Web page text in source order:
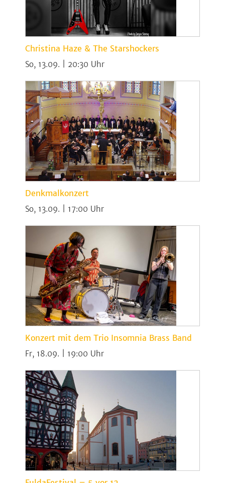
Christina Haze & The Starshockers
So, 13.09. | 20:30
Denkmalkonzert
So, 13.09. | 17:00
Konzert mit dem Trio Insomnia Brass Band
Fr, 18.09. | 19:00